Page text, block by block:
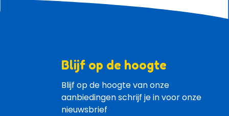
Blijf op de hoogte
Blijf op de hoogte van onze
aanbiedingen schrijf je in voor onze
nieuwsbrief